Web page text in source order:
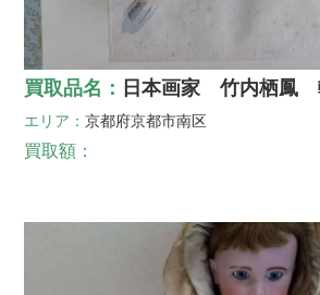
買取品名： 日本画家 竹内栖鳳
エリア：京都府京都市南区
買取額：